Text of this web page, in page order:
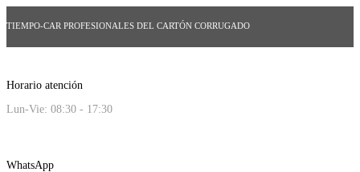
TIEMPO-CAR PROFESIONALES DEL CARTÓN CORRUGADO
Horario atención
Lun-Vie: 08:30 - 17:30
WhatsApp